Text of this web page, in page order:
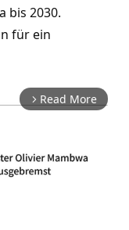
bis 2030.
für ein
arrow_forward_ios Read More